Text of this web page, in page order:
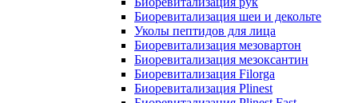
Биоревитализация шеи и декольте
Уколы пептидов для лица
Биоревитализация мезовартон
Биоревитализация мезоксантин
Биоревитализация Filorga
Биоревитализация Plinest